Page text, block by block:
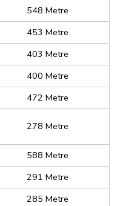
548 Metre
453 Metre
403 Metre
400 Metre
472 Metre
278 Metre
588 Metre
291 Metre
285 Metre